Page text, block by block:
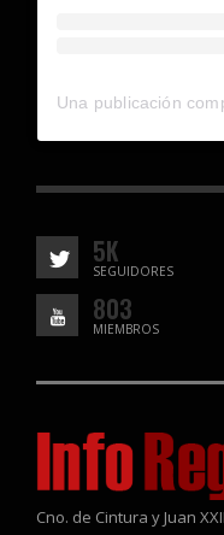
5K
SEGUIDORES
803
MIEMBROS
Cno. de Cintura y Juan